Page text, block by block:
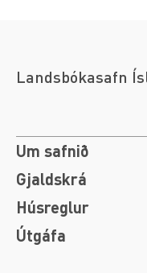
Landsbókasafn
Um safnið
Gjaldskrá
Húsreglur
Útgáfa